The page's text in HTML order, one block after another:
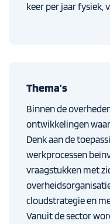
keer per jaar fysiek,
Thema’s
Binnen de
ontwikkelingen
Denk aan de
werkprocessen
vraagstukken met
cloudstrategie en
Vanuit de sector